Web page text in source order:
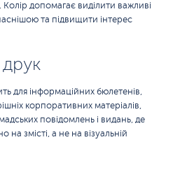
допомагає виділити важливі
та підвищити інтерес
для інформаційних бюлетенів,
корпоративних матеріалів,
повідомлень і видань, де
змісті, а не на візуальній